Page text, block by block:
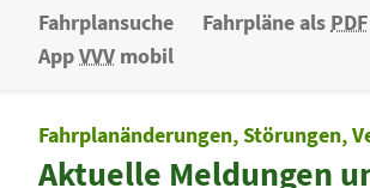
Fahrplansuche Fahrpläne als PDF
AppVVV mobil
Fahrplanänderungen, Störungen,
Aktuelle Meldungen